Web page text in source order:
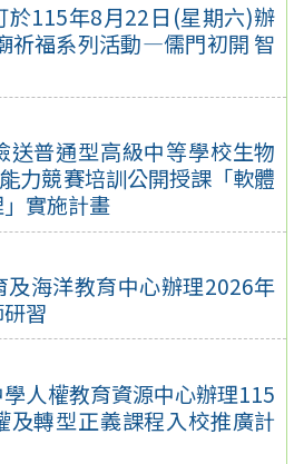
於115年8月22日(星期六)辦
祈福系列活動—儒門初開 智
送普通型高級中等學校生物
力競賽培訓公開授課「軟體
實施計畫
海洋教育中心辦理2026年
習
人權教育資源中心辦理115
及轉型正義課程入校推廣計